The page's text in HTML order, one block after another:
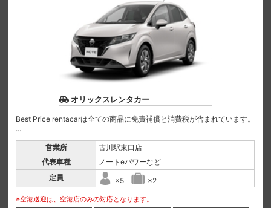
オリックスレンタカー
Best Price rentacarは全ての商品に免責補償と消費税が含まれています。
...
営業所
古川駅東口店
代表車種
ノートeパワーなど
定員
×5 ×2
※空港送迎は、空港店のみの対応となります。